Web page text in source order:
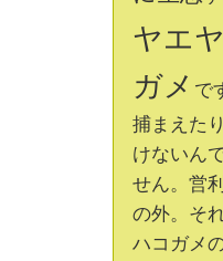
ヤエ
ガメ で
捕まえた
けないん
せん。営
の外。そ
ハコガメ